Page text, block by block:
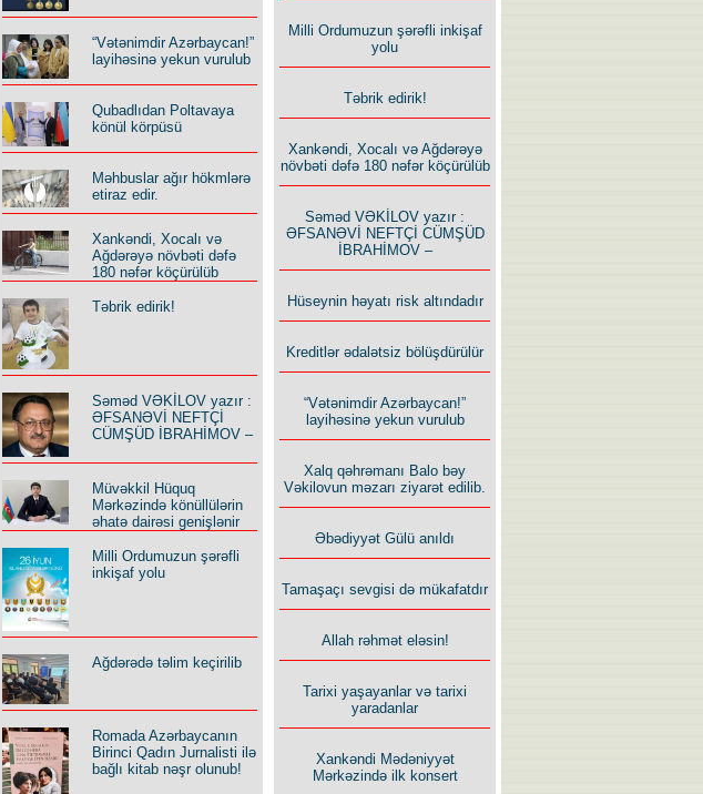
“Vətənimdir Azərbaycan!”
layihəsinə yekun vurulub
Qubadlıdan Poltavaya
könül körpüsü
Məhbuslar ağır hökmlərə
etiraz edir.
Xankəndi, Xocalı və
Ağdərəyə növbəti dəfə
180 nəfər köçürülüb
Təbrik edirik!
Səməd VƏKİLOV yazır :
ƏFSANƏVİ NEFTÇİ
CÜMŞÜD İBRAHİMOV –
Müvəkkil Hüquq
Mərkəzində könüllülərin
əhatə dairəsi genişlənir
Milli Ordumuzun şərəfli
inkişaf yolu
Ağdərədə təlim keçirilib
Romada Azərbaycanın
Birinci Qadın Jurnalisti ilə
bağlı kitab nəşr olunub!
Milli Ordumuzun şərəfli inkişaf
yolu
Təbrik edirik!
Xankəndi, Xocalı və Ağdərəyə
növbəti dəfə 180 nəfər köçürülüb
Səməd VƏKİLOV yazır :
ƏFSANƏVİ NEFTÇİ CÜMŞÜD
İBRAHİMOV –
Hüseynin həyatı risk altındadır
Kreditlər ədalətsiz bölüşdürülür
“Vətənimdir Azərbaycan!”
layihəsinə yekun vurulub
Xalq qəhrəmanı Balo bəy
Vəkilovun məzarı ziyarət edilib.
Əbədiyyət Gülü anıldı
Tamaşaçı sevgisi də mükafatdır
Allah rəhmət eləsin!
Tarixi yaşayanlar və tarixi
yaradanlar
Xankəndi Mədəniyyət
Mərkəzində ilk konsert